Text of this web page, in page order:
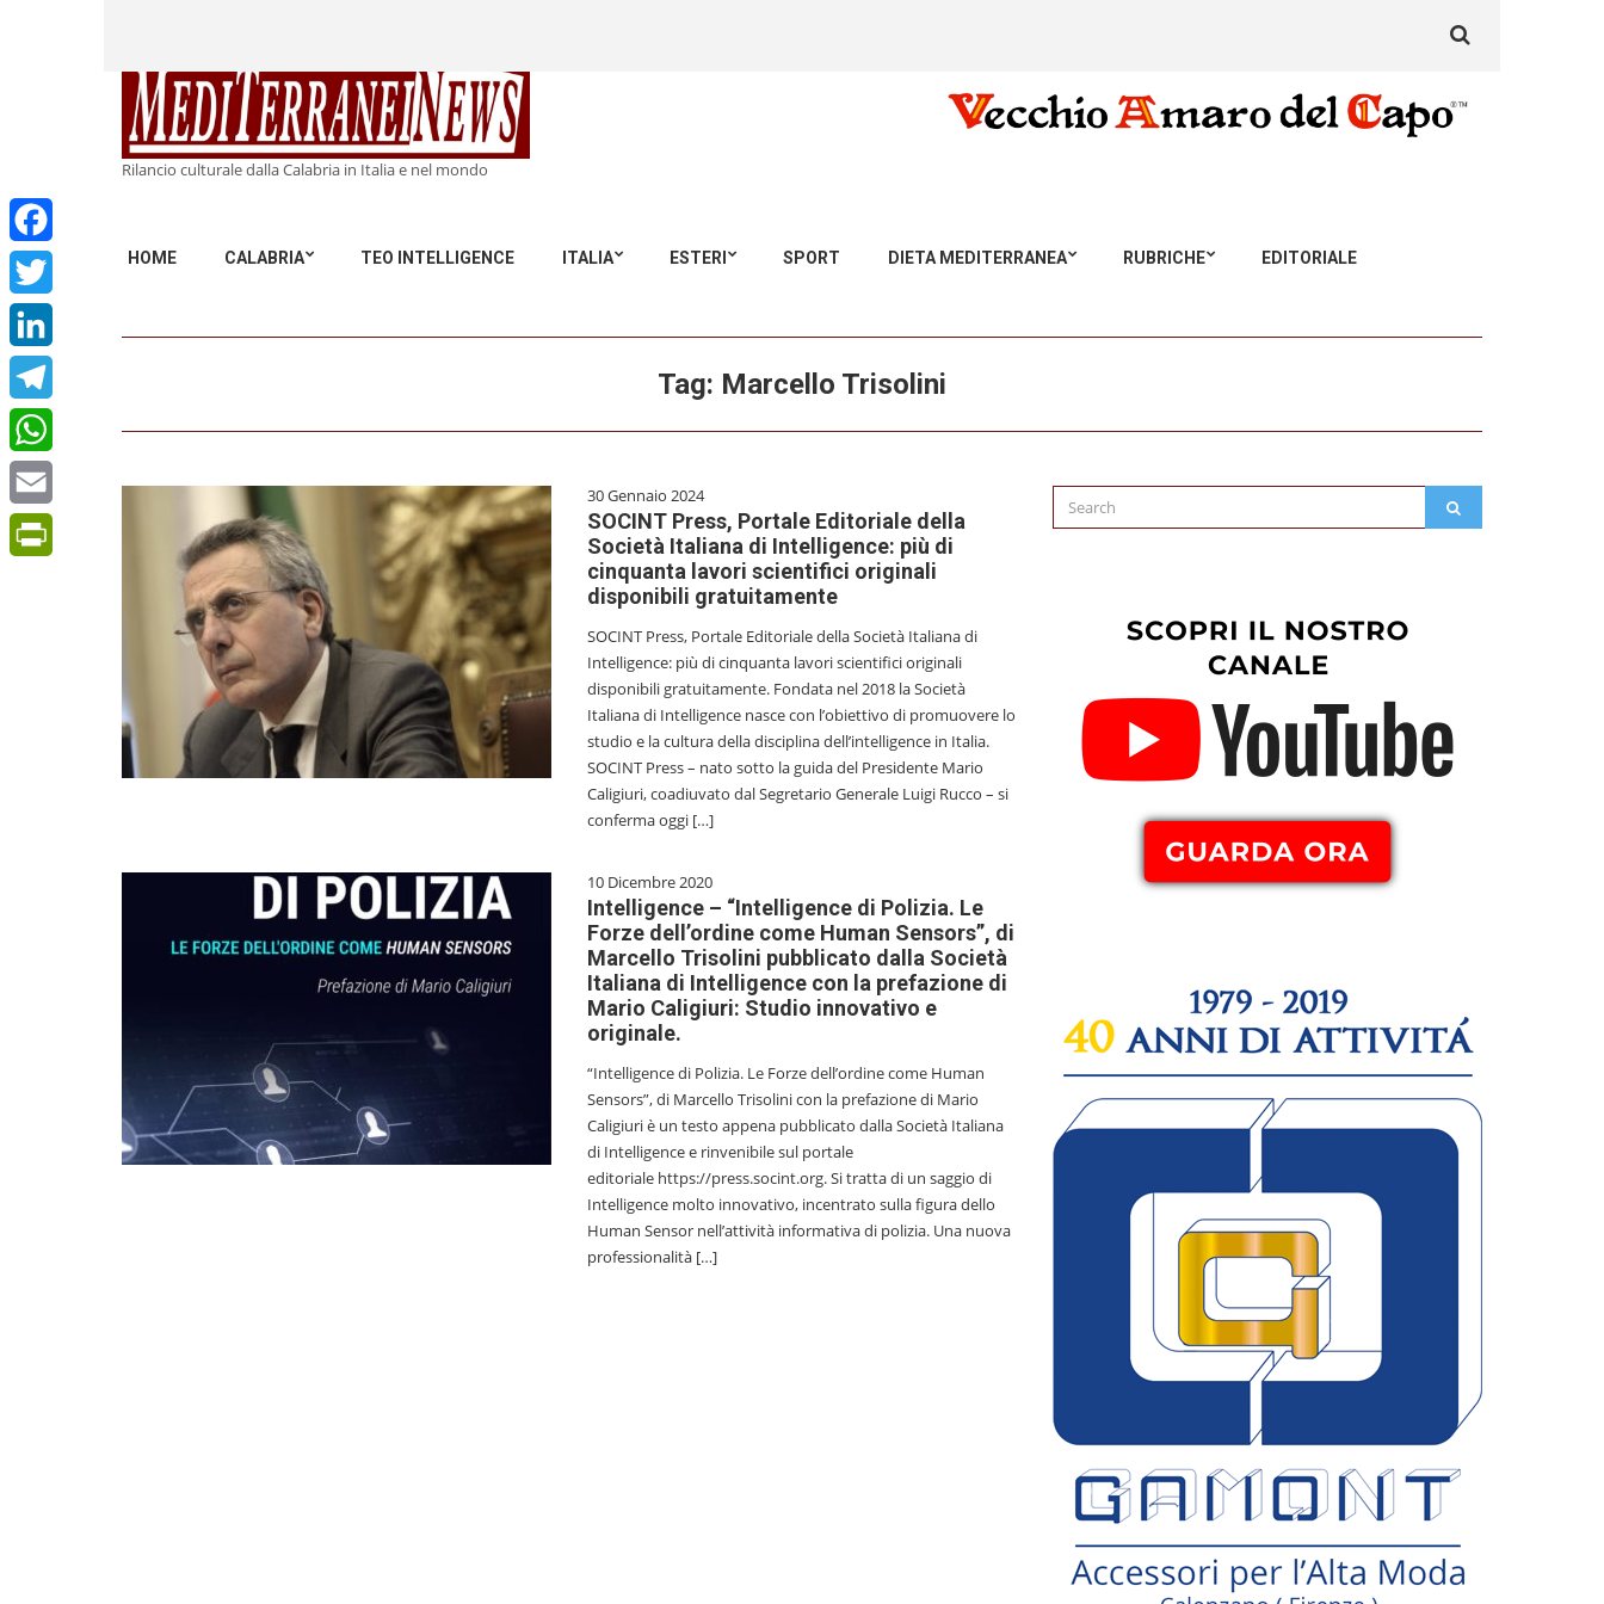
Rilancio culturale dalla Calabria in Italia e nel mondo
HOME CALABRIA TEO INTELLIGENCE ITALIA ESTERI SPORT DIETA MEDITERRANEA RUBRICHE EDITORIALE
for:
Facebook
Twitter
LinkedIn
Telegram
WhatsApp
Email
Tag: Marcello Trisolini
30 Gennaio 2024
SOCINT Press, Portale Editoriale della
Società Italiana di Intelligence: più di
cinquanta lavori scientifici originali
disponibili gratuitamente
SOCINT Press, Portale Editoriale della Società Italiana di
Intelligence: più di cinquanta lavori scientifici originali
disponibili gratuitamente. Fondata nel 2018 la Società
Italiana di Intelligence nasce con l’obiettivo di promuovere lo
studio e la cultura della disciplina dell’intelligence in Italia.
SOCINT Press – nato sotto la guida del Presidente Mario
Caligiuri, coadiuvato dal Segretario Generale Luigi Rucco – si
conferma oggi […]
10 Dicembre 2020
Intelligence – “Intelligence di Polizia. Le
Forze dell’ordine come Human Sensors”, di
Marcello Trisolini pubblicato dalla Società
Italiana di Intelligence con la prefazione di
Mario Caligiuri: Studio innovativo e
originale.
“Intelligence di Polizia. Le Forze dell’ordine come Human
Sensors”, di Marcello Trisolini con la prefazione di Mario
Caligiuri è un testo appena pubblicato dalla Società Italiana
di Intelligence e rinvenibile sul portale
editoriale https://press.socint.org. Si tratta di un saggio di
Intelligence molto innovativo, incentrato sulla figura dello
Human Sensor nell’attività informativa di polizia. Una nuova
professionalità […]
Search
for: